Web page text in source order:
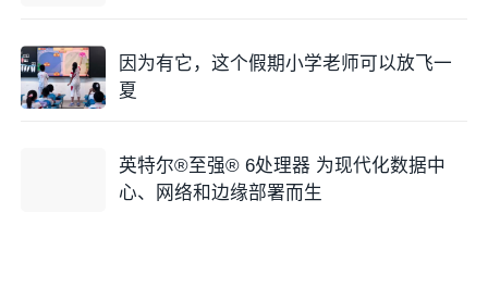
因为有它，这个假期小学老师可以放飞一
夏
英特尔®至强® 6处理器 为现代化数据中
心、网络和边缘部署而生